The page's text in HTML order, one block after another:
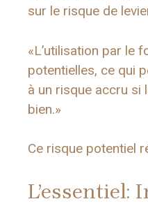
sur le risque de
«L’utilisation par le
potentielles, ce qui
à un risque accru si
bien.»
Ce risque potentiel
L’essentiel: